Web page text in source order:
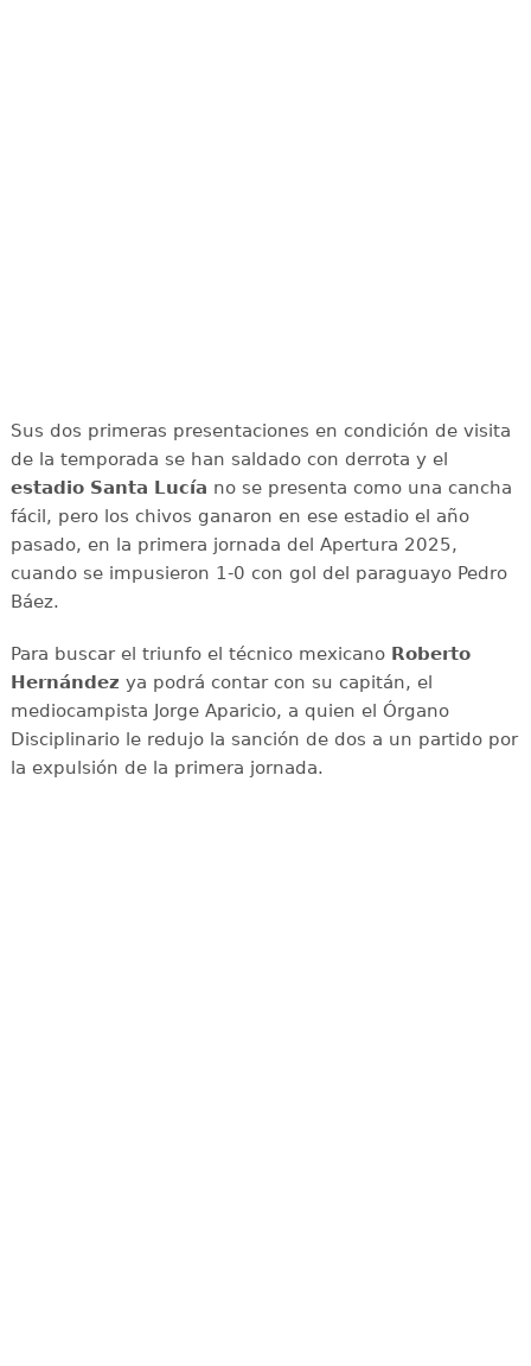
Sus dos primeras presentaciones en condición de visita
de la temporada se han saldado con derrota y el
estadio Santa Lucía no se presenta como una cancha
fácil, pero los chivos ganaron en ese estadio el año
pasado, en la primera jornada del Apertura 2025,
cuando se impusieron 1-0 con gol del paraguayo Pedro
Báez.
Para buscar el triunfo el técnico mexicano Roberto
Hernández ya podrá contar con su capitán, el
mediocampista Jorge Aparicio, a quien el Órgano
Disciplinario le redujo la sanción de dos a un partido por
la expulsión de la primera jornada.